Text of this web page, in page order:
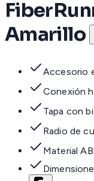
Amarillo
Accesorio
Conexión
Tapa con
Radio de
Material